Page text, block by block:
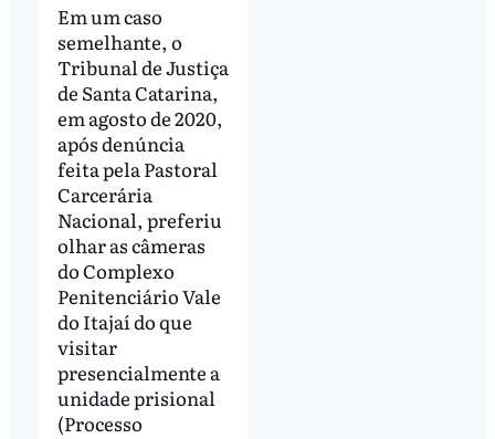
Em um caso
semelhante, o
Tribunal de Justiça
de Santa Catarina,
em agosto de 2020,
após denúncia
feita pela Pastoral
Carcerária
Nacional, preferiu
olhar as câmeras
do Complexo
Penitenciário Vale
do Itajaí do que
visitar
presencialmente a
unidade prisional
(Processo